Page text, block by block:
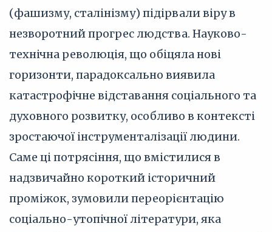
(фашизму, сталінізму) підірвали віру в
незворотний прогрес людства. Науково-
технічна революція, що обіцяла нові
горизонти, парадоксально виявила
катастрофічне відставання соціального та
духовного розвитку, особливо в контексті
зростаючої інструменталізації людини.
Саме ці потрясіння, що вмістилися в
надзвичайно короткий історичний
проміжок, зумовили переорієнтацію
соціально-утопічної літератури, яка